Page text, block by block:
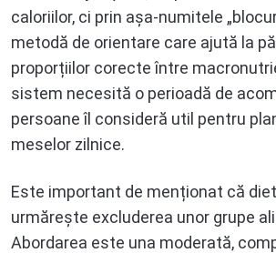
caloriilor, ci prin așa-numitele
metodă de orientare care ajută la
proporțiilor corecte între
sistem necesită o perioadă de
persoane îl consideră util pentru
meselor zilnice.
Este important de menționat că
urmărește excluderea unor grupe
Abordarea este una moderată,